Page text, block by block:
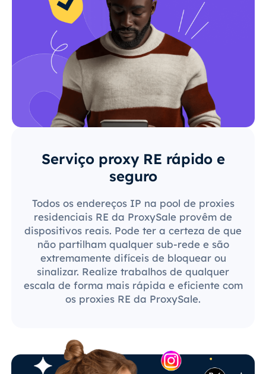
Serviço proxy RE rápido e
seguro
Todos os endereços IP na pool de proxies
residenciais RE da ProxySale provêm de
dispositivos reais. Pode ter a certeza de que
não partilham qualquer sub-rede e são
extremamente difíceis de bloquear ou
sinalizar. Realize trabalhos de qualquer
escala de forma mais rápida e eficiente com
os proxies RE da ProxySale.